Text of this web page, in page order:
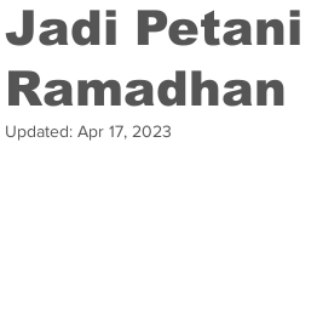
Jadi Petani
Ramadhan
Updated: Apr 17, 2023